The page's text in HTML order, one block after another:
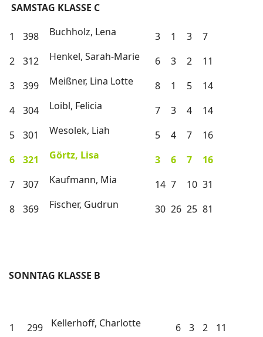
SAMSTAG KLASSE C
1 398 Buchholz, Lena 3 1 3 7
2
312 Henkel, Sarah-Marie 6 3 2
11
3
399 Meißner, Lina Lotte 8 1 5
14
4
304 Loibl, Felicia 7 3 4
14
5
301 Wesolek, Liah 5 4 7
16
6
321 Görtz, Lisa 3 6 7
16
7
307 Kaufmann, Mia 14 7 10 31
8
369 Fischer, Gudrun 30 26 25 81
SONNTAG KLASSE B
1 299 Kellerhoff, Charlotte 6 3 2
11